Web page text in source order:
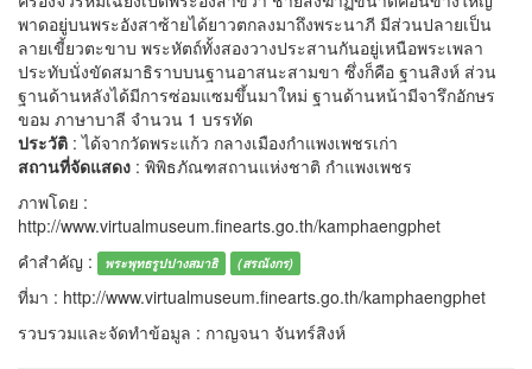
พาดอยู่บนพระอังสาซ้ายได้ยาวตกลงมาถึงพระนาภี มีส่วนปลายเป็น
ลายเขี้ยวตะขาบ พระหัตถ์ทั้งสองวางประสานกันอยู่เหนือพระเพลา
ประทับนั่งขัดสมาธิราบบนฐานอาสนะสามขา ซึ่งก็คือ ฐานสิงห์ ส่วน
ฐานด้านหลังได้มีการซ่อมแซมขึ้นมาใหม่ ฐานด้านหน้ามีจารึกอักษร
ขอม ภาษาบาลี จำนวน 1 บรรทัด
ประวัติ : ได้จากวัดพระแก้ว กลางเมืองกำแพงเพชรเก่า
สถานที่จัดแสดง : พิพิธภัณฑสถานแห่งชาติ กำแพงเพชร
ภาพโดย :
http://www.virtualmuseum.finearts.go.th/kamphaengphet
คำสำคัญ :
พระพุทธรูปปางสมาธิ (สรณังกร)
ที่มา : http://www.virtualmuseum.finearts.go.th/kamphaengphet
รวบรวมและจัดทำข้อมูล : กาญจนา จันทร์สิงห์